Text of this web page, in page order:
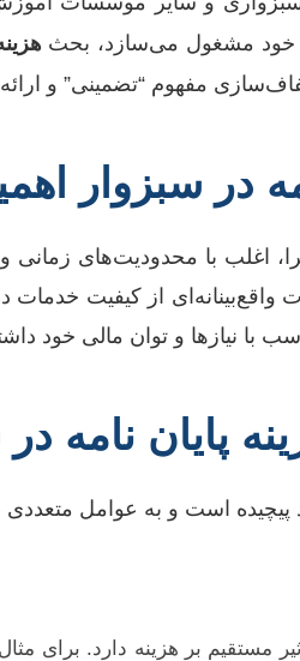
خود مشغول می‌سازد، بحث
مفهوم “تضمینی” و
در سبزوار
اغلب با محدودیت‌های زمانی
واقع‌بینانه‌ای از کیفیت
با نیازها و توان مالی خود
پایان نامه در
پیچیده است و به عوامل
بر هزینه دارد. برای